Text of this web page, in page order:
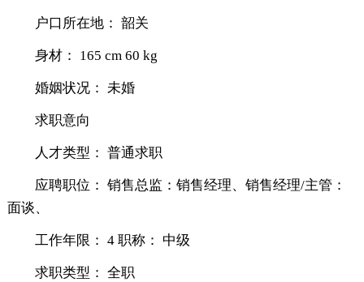
户口所在地： 韶关
身材： 165 cm 60 kg
婚姻状况： 未婚
求职意向
人才类型： 普通求职
应聘职位： 销售总监：销售经理、销售经理/主管：
面谈、
工作年限： 4 职称： 中级
求职类型： 全职